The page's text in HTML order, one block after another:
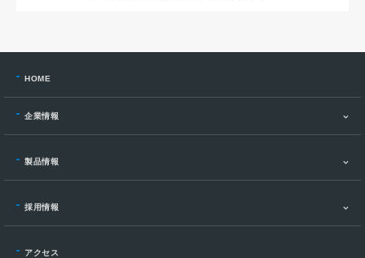
HOME
企業情報
製品情報
採用情報
アクセス